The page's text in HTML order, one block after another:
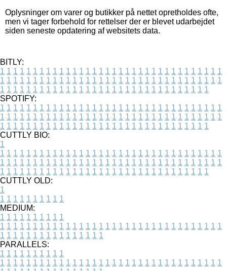
Oplysninger om varer og butikker på nettet opretholdes ofte,
men vi tager forbehold for rettelser der er blevet udarbejdet
siden seneste opdatering af websitets data.
BITLY:
1 1 1 1 1 1 1 1 1 1 1 1 1 1 1 1 1 1 1 1 1 1 1 1 1 1 1 1 1 1 1 1 1 1
1 1 1 1 1 1 1 1 1 1 1 1 1 1 1 1 1 1 1 1 1 1 1 1 1 1 1 1 1 1 1 1 1 1
1 1 1 1 1 1 1 1 1 1 1 1 1 1 1 1 1 1 1 1 1 1 1 1 1 1 1 1 1 1 1 1
SPOTIFY:
1 1 1 1 1 1 1 1 1 1 1 1 1 1 1 1 1 1 1 1 1 1 1 1 1 1 1 1 1 1 1 1 1 1
1 1 1 1 1 1 1 1 1 1 1 1 1 1 1 1 1 1 1 1 1 1 1 1 1 1 1 1 1 1 1 1 1 1
1 1 1 1 1 1 1 1 1 1 1 1 1 1 1 1 1 1 1 1 1 1 1 1 1 1 1 1 1 1 1 1
CUTTLY BIO:
1
1 1 1 1 1 1 1 1 1 1 1 1 1 1 1 1 1 1 1 1 1 1 1 1 1 1 1 1 1 1 1 1 1 1
1 1 1 1 1 1 1 1 1 1 1 1 1 1 1 1 1 1 1 1 1 1 1 1 1 1 1 1 1 1 1 1 1 1
1 1 1 1 1 1 1 1 1 1 1 1 1 1 1 1 1 1 1 1 1 1 1 1 1 1 1 1 1 1 1 1
CUTTLY OLD:
1
1 1 1 1 1 1 1 1 1 1
MEDIUM:
1 1 1 1 1 1 1 1 1 1
1 1 1 1 1 1 1 1 1 1 1 1 1 1 1 1 1 1 1 1 1 1 1 1 1 1 1 1 1 1 1 1 1 1
1 1 1 1 1 1 1 1 1 1 1 1 1 1 1 1
PARALLELS:
1 1 1 1 1 1 1 1 1 1
1 1 1 1 1 1 1 1 1 1 1 1 1 1 1 1 1 1 1 1 1 1 1 1 1 1 1 1 1 1 1 1 1 1